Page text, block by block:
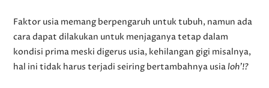
Faktor usia memang berpengaruh untuk tubuh, namun ada
cara dapat dilakukan untuk menjaganya tetap dalam
kondisi prima meski digerus usia, kehilangan gigi misalnya,
hal ini tidak harus terjadi seiring bertambahnya usialoh'!?